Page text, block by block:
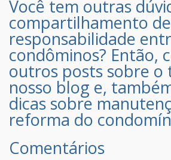
Você tem outras
compartilhamento de
responsabilidade
condôminos? Então,
outros posts sobre o
nosso blog e,
dicas sobre
reforma do
Comentários